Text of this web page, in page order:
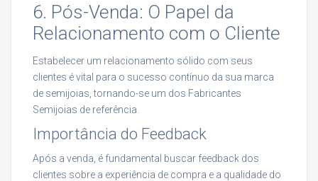
6. Pós-Venda: O Papel da
Relacionamento com o Cliente
Estabelecer um relacionamento sólido com seus
clientes é vital para o sucesso contínuo da sua marca
de semijoias, tornando-se um dos Fabricantes
Semijoias de referência.
Importância do Feedback
Após a venda, é fundamental buscar feedback dos
clientes sobre a experiência de compra e a qualidade do